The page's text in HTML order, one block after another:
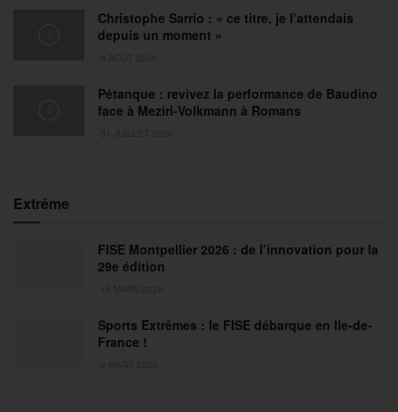
Christophe Sarrio : « ce titre, je l’attendais
depuis un moment »
Pétanque : revivez la performance de Baudino
face à Meziri-Volkmann à Romans
Extrême
FISE Montpellier 2026 : de l’innovation pour la
29e édition
Sports Extrêmes : le FISE débarque en Ile-de-
France !